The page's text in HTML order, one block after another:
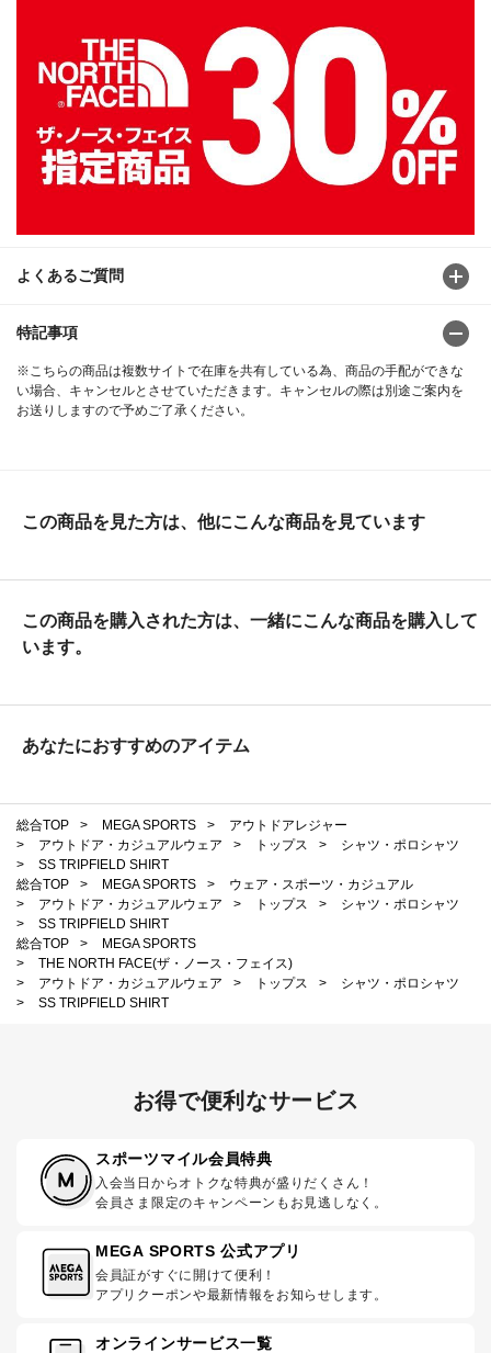
よくあるご質問
特記事項
※こちらの商品は複数サイトで在庫を共有している為、商品の手配ができな
い場合、キャンセルとさせていただきます。キャンセルの際は別途ご案内を
お送りしますので予めご了承ください。
この商品を見た方は、他にこんな商品を見ています
この商品を購入された方は、一緒にこんな商品を購入して
います。
あなたにおすすめのアイテム
総合TOP > MEGA SPORTS >
アウトドアレジャー
>
アウトドア・カジュアルウェア > トップス >
シャツ・ポロシャツ
>
SS TRIPFIELD SHIRT
総合TOP
> MEGA SPORTS >
ウェア・スポーツ・カジュアル
>
アウトドア・カジュアルウェア > トップス >
シャツ・ポロシャツ
>
SS TRIPFIELD SHIRT
総合TOP
>
MEGA SPORTS
>
THE NORTH FACE(ザ・ノース・フェイス)
>
アウトドア・カジュアルウェア > トップス >
シャツ・ポロシャツ
>
SS TRIPFIELD SHIRT
お得で便利なサービス
スポーツマイル会員特典
入会当日からオトクな特典が盛りだくさん！
会員さま限定のキャンペーンもお見逃しなく。
MEGA SPORTS 公式アプリ
会員証がすぐに開けて便利！
アプリクーポンや最新情報をお知らせします。
オンラインサービス一覧